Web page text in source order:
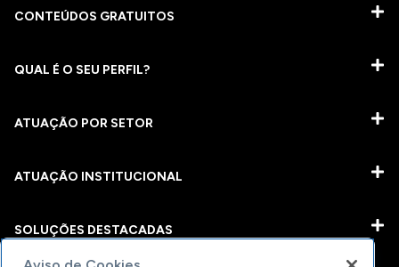
CONTEÚDOS GRATUITOS
QUAL É O SEU PERFIL?
ATUAÇÃO POR SETOR
ATUAÇÃO INSTITUCIONAL
SOLUÇÕES DESTACADAS